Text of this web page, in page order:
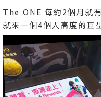
The ONE 每約2個月就
就來一個4個人高度的